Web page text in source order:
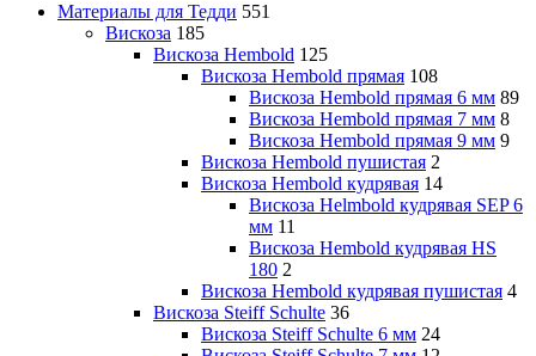
Материалы для Тедди 551
Вискоза 185
Вискоза Hembold 125
Вискоза Hembold прямая 108
Вискоза Hembold прямая 6 мм 89
Вискоза Hembold прямая 7 мм 8
Вискоза Hembold прямая 9 мм 9
Вискоза Hembold пушистая 2
Вискоза Hembold кудрявая 14
Вискоза Helmbold кудрявая SEP 6
мм 11
Вискоза Hembold кудрявая HS
180 2
Вискоза Hembold кудрявая пушистая 4
Вискоза Steiff Schulte 36
Вискоза Steiff Schulte 6 мм 24